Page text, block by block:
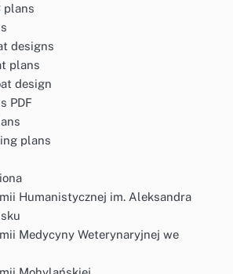
plans
designs
plans
design
PDF
plans
Humanistycznej im. Aleksandra
Medycyny Weterynaryjnej we